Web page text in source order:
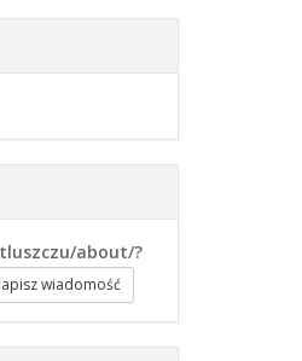
about/?
wiadomość